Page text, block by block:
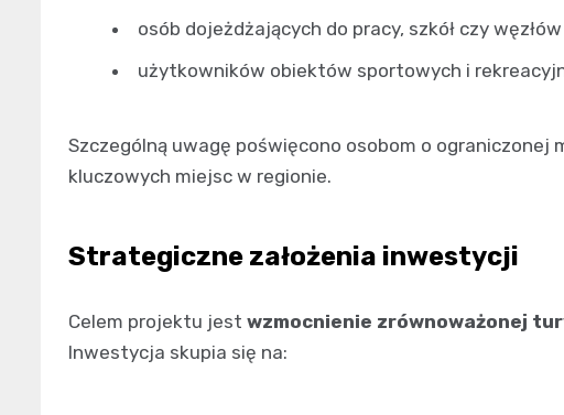
osób dojeżdżających do pracy, szkół czy
użytkowników obiektów sportowych i
Szczególną uwagę poświęcono osobom o ograniczonej
kluczowych miejsc w regionie.
Strategiczne założenia inwestycji
Celem projektu jest wzmocnienie zrównoważonej
Inwestycja skupia się na: